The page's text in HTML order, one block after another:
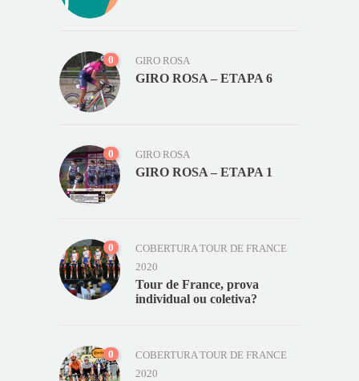
0 GIRO ROSA
GIRO ROSA – ETAPA 6
0 GIRO ROSA
GIRO ROSA – ETAPA 1
0
COBERTURA TOUR DE FRANCE
2020
Tour de France, prova
individual ou coletiva?
0
COBERTURA TOUR DE FRANCE
2020